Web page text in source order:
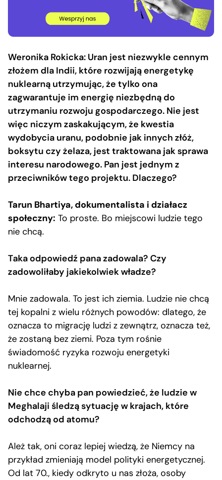
Weronika Rokicka: Uran jest niezwykle cennym
złożem dla Indii, które rozwijają energetykę
nuklearną utrzymując, że tylko ona
zagwarantuje im energię niezbędną do
utrzymaniu rozwoju gospodarczego. Nie jest
więc niczym zaskakującym, że kwestia
wydobycia uranu, podobnie jak innych złóż,
boksytu czy żelaza, jest traktowana jak sprawa
interesu narodowego. Pan jest jednym z
przeciwników tego projektu. Dlaczego?
Tarun Bhartiya, dokumentalista i działacz
społeczny: To proste. Bo miejscowi ludzie tego
nie chcą.
Taka odpowiedź pana zadowala? Czy
zadowoliłaby jakiekolwiek władze?
Mnie zadowala. To jest ich ziemia. Ludzie nie chcą
tej kopalni z wielu różnych powodów: dlatego, że
oznacza to migrację ludzi z zewnątrz, oznacza też,
że zostaną bez ziemi. Poza tym rośnie
świadomość ryzyka rozwoju energetyki
nuklearnej.
Nie chce chyba pan powiedzieć, że ludzie w
Meghalaji śledzą sytuację w krajach, które
odchodzą od atomu?
Ależ tak, oni coraz lepiej wiedzą, że Niemcy na
przykład zmieniają model polityki energetycznej.
Od lat 70., kiedy odkryto u nas złoża, osoby